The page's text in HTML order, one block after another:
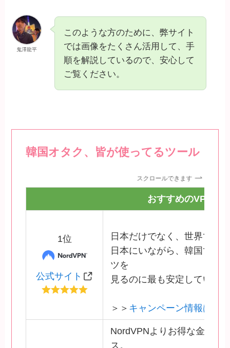
鬼澤龍平
このような方のために、弊サイト
では画像をたくさん活用して、手
順を解説しているので、安心して
ご覧ください。
韓国オタク、皆が使ってるツール
スクロールできます
おすすめのVPN
1位
公式サイト
日本だけでなく、世界で人
日本にいながら、韓国でし
ツを
見るのに最も安定している。
＞＞ キャンペーン情報はこ
NordVPNよりお得な金額で
ス。